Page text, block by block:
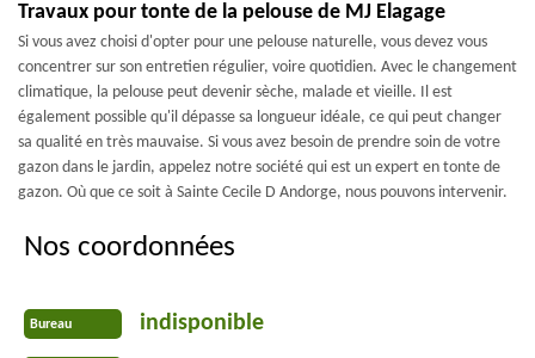
Travaux pour tonte de la pelouse de MJ Elagage
Si vous avez choisi d'opter pour une pelouse naturelle, vous devez vous
concentrer sur son entretien régulier, voire quotidien. Avec le changement
climatique, la pelouse peut devenir sèche, malade et vieille. Il est
également possible qu'il dépasse sa longueur idéale, ce qui peut changer
sa qualité en très mauvaise. Si vous avez besoin de prendre soin de votre
gazon dans le jardin, appelez notre société qui est un expert en tonte de
gazon. Où que ce soit à Sainte Cecile D Andorge, nous pouvons intervenir.
Nos coordonnées
Bureau indisponible